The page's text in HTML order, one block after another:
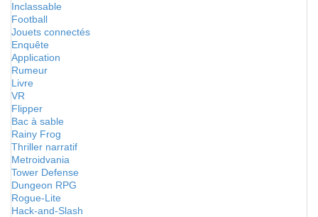
Inclassable
Football
Jouets connectés
Enquête
Application
Rumeur
Livre
VR
Flipper
Bac à sable
Rainy Frog
Thriller narratif
Metroidvania
Tower Defense
Dungeon RPG
Rogue-Lite
Hack-and-Slash